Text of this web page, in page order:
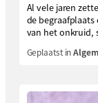
Al vele jaren
de begraafplaats
van het onkruid,
Geplaatst in